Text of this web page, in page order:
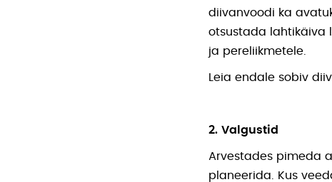
diivanvoodi ka
otsustada lahtikäiva
ja pereliikmetele.
Leia endale sobiv
2. Valgustid
Arvestades pimeda
planeerida. Kus